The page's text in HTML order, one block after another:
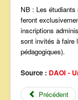
NB : Les étudiants
feront
inscriptions
sont invités à faire
pédagogiques).
Source : DAOI -
Précédent